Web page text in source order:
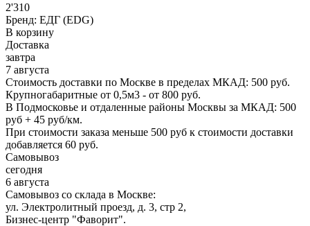
2'310
Бренд: ЕДГ (EDG)
В корзину
Доставка
завтра
7 августа
Стоимость доставки по Москве в пределах МКАД: 500 руб.
Крупногабаритные от 0,5м3 - от 800 руб.
В Подмосковье и отдаленные районы Москвы за МКАД: 500
руб + 45 руб/км.
При стоимости заказа меньше 500 руб к стоимости доставки
добавляется 60 руб.
Самовывоз
сегодня
6 августа
Самовывоз со склада в Москве:
ул. Электролитный проезд, д. 3, стр 2,
Бизнес-центр "Фаворит".